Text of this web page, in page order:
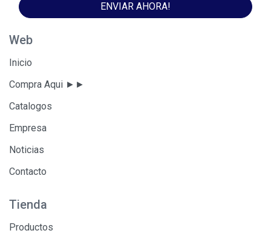
ENVIAR AHORA!
Web
Inicio
Compra Aqui ►►
Catalogos
Empresa
Noticias
Contacto
Tienda
Productos